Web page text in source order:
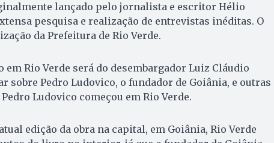
lançado pelo jornalista e escritor Hélio
pesquisa e realização de entrevistas inéditas. O
da Prefeitura de Rio Verde.
em Rio Verde será do desembargador Luiz Cláudio
sobre Pedro Ludovico, o fundador de Goiânia, e outras
Ludovico começou em Rio Verde.
edição da obra na capital, em Goiânia, Rio Verde